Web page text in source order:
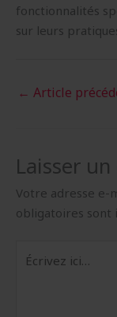
fonctionnalités
sur leurs
← Article
Laisser
Votre adresse e-
obligatoires sont
ici…